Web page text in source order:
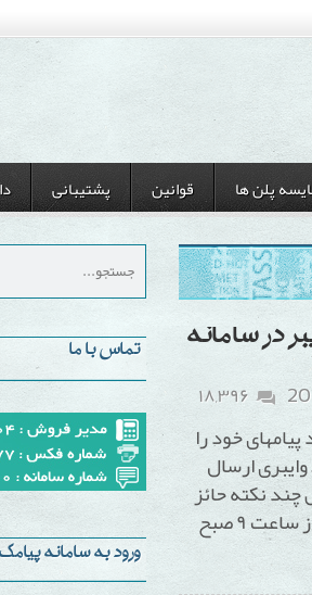
ها قوانین پشتیبانی دانلودها
سامانه
۱۸,۳۹۶
خود را
ارسال
حائز
تماس با ما
ورود به سامانه پیامک My Send